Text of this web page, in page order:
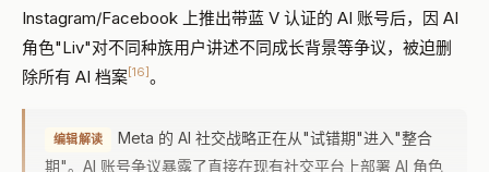
Instagram/Facebook 上推出带蓝 V 认证的 AI 账号后，因 AI
角色"Liv"对不同种族用户讲述不同成长背景等争议，被迫删
除所有 AI 档案[16]。
编辑解读
Meta 的 AI 社交战略正在从"试错期"进入"整合
期"。AI 账号争议暴露了直接在现有社交平台上部署 AI 角色